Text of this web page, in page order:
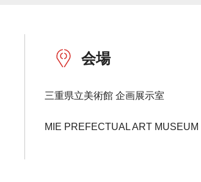
会場
三重県立美術館 企画展示室
MIE PREFECTUAL ART MUSEUM